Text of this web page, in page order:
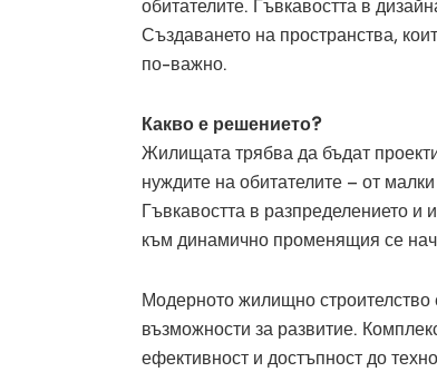
обитателите. Гъвкавостта в
Създаването на пространства,
по-важно.
Какво е решението?
Жилищата трябва да бъдат
нуждите на обитателите – от
Гъвкавостта в разпределението и
към динамично променящия се
Модерното жилищно строителство
възможности за развитие.
ефективност и достъпност до